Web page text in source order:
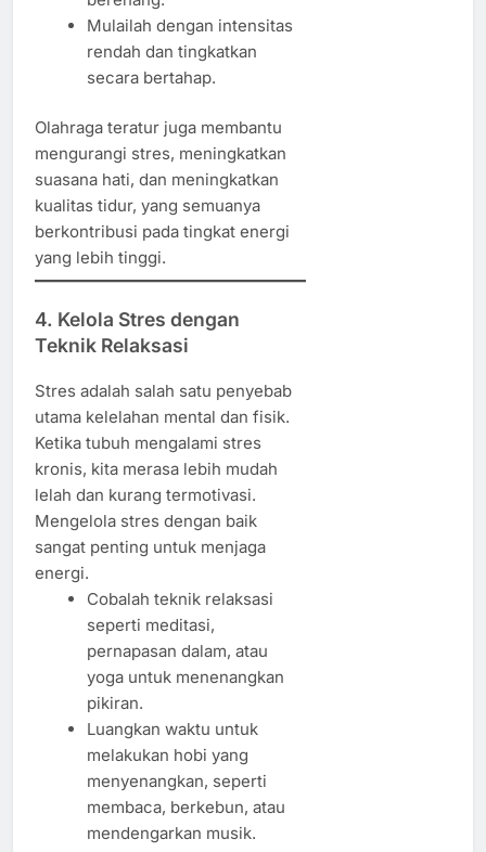
Mulailah dengan intensitas
rendah dan tingkatkan
secara bertahap.
Olahraga teratur juga membantu
mengurangi stres, meningkatkan
suasana hati, dan meningkatkan
kualitas tidur, yang semuanya
berkontribusi pada tingkat energi
yang lebih tinggi.
4. Kelola Stres dengan
Teknik Relaksasi
Stres adalah salah satu penyebab
utama kelelahan mental dan fisik.
Ketika tubuh mengalami stres
kronis, kita merasa lebih mudah
lelah dan kurang termotivasi.
Mengelola stres dengan baik
sangat penting untuk menjaga
energi.
Cobalah teknik relaksasi
seperti meditasi,
pernapasan dalam, atau
yoga untuk menenangkan
pikiran.
Luangkan waktu untuk
melakukan hobi yang
menyenangkan, seperti
membaca, berkebun, atau
mendengarkan musik.